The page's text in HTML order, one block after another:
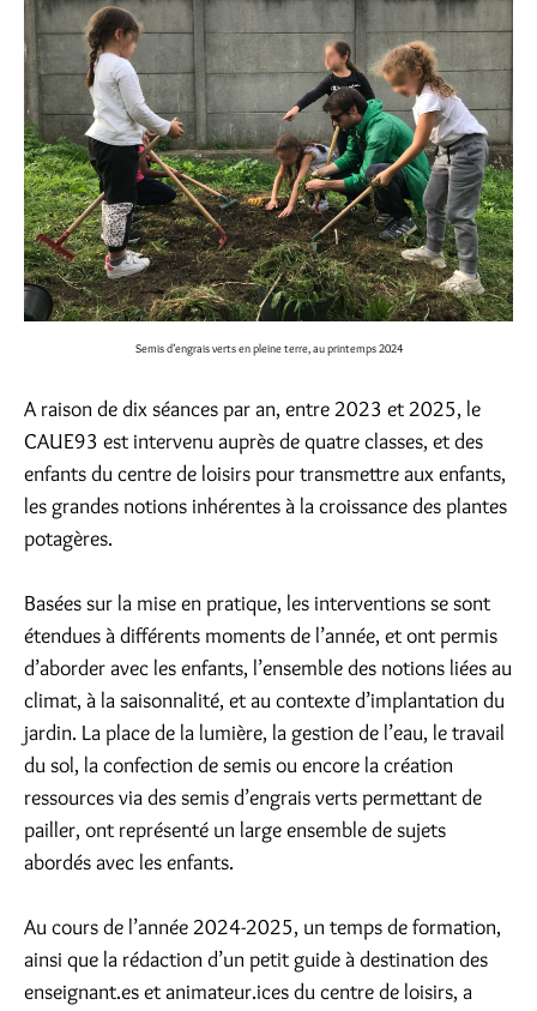
Semis d’engrais verts en pleine terre, au printemps 2024
A raison de dix séances par an, entre 2023 et 2025, le
CAUE93 est intervenu auprès de quatre classes, et des
enfants du centre de loisirs pour transmettre aux enfants,
les grandes notions inhérentes à la croissance des plantes
potagères.
Basées sur la mise en pratique, les interventions se sont
étendues à différents moments de l’année, et ont permis
d’aborder avec les enfants, l’ensemble des notions liées au
climat, à la saisonnalité, et au contexte d’implantation du
jardin. La place de la lumière, la gestion de l’eau, le travail
du sol, la confection de semis ou encore la création
ressources via des semis d’engrais verts permettant de
pailler, ont représenté un large ensemble de sujets
abordés avec les enfants.
Au cours de l’année 2024-2025, un temps de formation,
ainsi que la rédaction d’un petit guide à destination des
enseignant.es et animateur.ices du centre de loisirs, a